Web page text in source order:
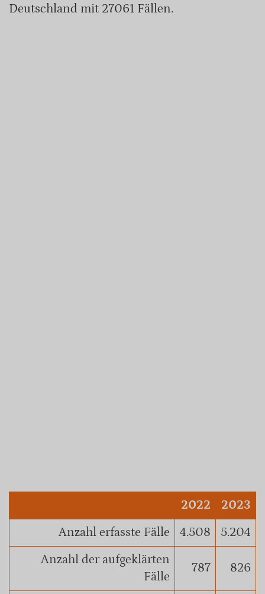
Deutschland mit 27061 Fällen.
2022
2023
Anzahl erfasste Fälle
4.508
5.204
Anzahl der aufgeklärten
Fälle
787 826